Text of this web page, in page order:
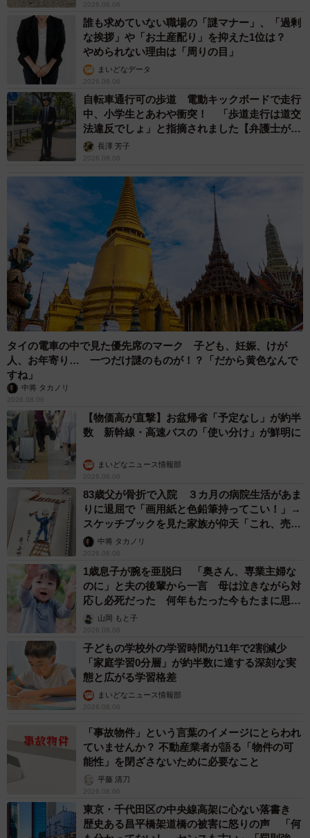
2026.08.06
誰も求めていない職場の「謎マナー」、「過剰
な挨拶」や「お土産配り」を抑えた1位は？
やめられない理由は「周りの目」
まいどなデータ
2026.08.06
自転車通行可の歩道 電動キックボードで走行
中、小学生とあわや衝突！ 「歩道走行は道交
法違反でしょ」と指摘されました【弁護士が解
説】長澤 芳子
2026.08.06
タイの電車の中で見た優先席のマーク 子ども、妊娠、けが
人、お年寄り… 一つだけ謎のものが！？「だから黄色なんで
すね」
中将 タカノリ
2026.08.06
【物価高が直撃】お盆帰省「予定なし」が約半
数 新幹線・高速バスの「使い分け」が鮮明に
まいどなニュース情報部
2026.08.06
83歳父が骨折で入院 ３カ月の病院生活があま
りに退屈で「画用紙と色鉛筆持ってこい！」→
スケッチブックを見た家族が仰天「これ、売れ
ますよ…」
中将 タカノリ
2026.08.06
1歳息子が腕を亜脱臼 「奥さん、専業主婦な
のに」と夫の後輩から一言 母は泣きながら対
応し必死だった 何年もたった今もたまに思い
出し…山岡 もと子
2026.08.06
子どもの学校外の学習時間が11年で2割減少
「家庭学習0分層」が約半数に達する深刻な実
態と広がる学習格差
まいどなニュース情報部
2026.08.06
「事故物件」という言葉のイメージにとらわれ
ていませんか？ 不動産業者が語る「物件の可
能性」を閉ざさないために必要なこと
平藤 清刀
2026.08.06
東京・千代田区の中央線高架に心ない落書き
歴史ある昌平橋架道橋の被害に怒りの声 「何